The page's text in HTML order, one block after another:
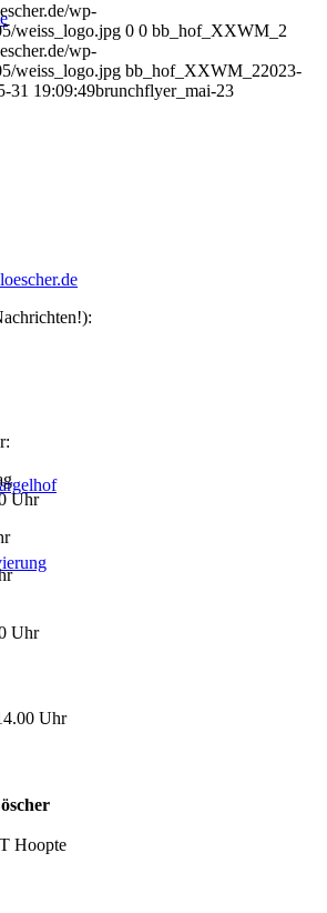
wp-
weiss_logo.jpg 0 0 bb_hof_XXWM_2
wp-
weiss_logo.jpg bb_hof_XXWM_22023-
31 19:09:49brunchflyer_mai-23
Uhr
Uhr
Uhr
Hoopte